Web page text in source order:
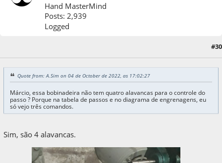
Hand MasterMind
Posts: 2,939
Logged
: 04 de October de 2022, as 18:28:08#30
Quote from: A.Sim on 04 de October de 2022, as 17:02:27
Márcio, essa bobinadeira não tem quatro alavancas para o controle do
passo ? Porque na tabela de passos e no diagrama de engrenagens, eu
só vejo três comandos.
Sim, são 4 alavancas.